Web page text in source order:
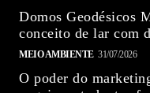
Domos Geodésicos
conceito de lar com
MEIO AMBIENTE 31/07/2026
O poder do